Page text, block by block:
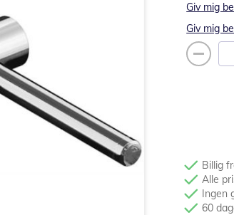
Giv mig
Giv mig
Billig
Alle
Ingen
60